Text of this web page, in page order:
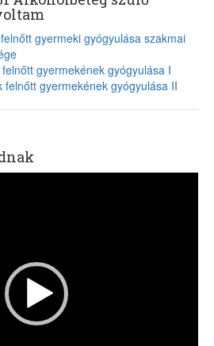
gyermeki gyógyulása szakmai
gyermekének gyógyulása I
felnőtt gyermekének gyógyulása II